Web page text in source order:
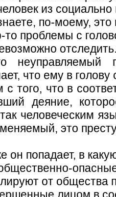
из
по-моему,
то проблемы с
неуправляемый
что ему в голову
с того, что в
деяние,
человеческим
это
он попадает, в
от общества